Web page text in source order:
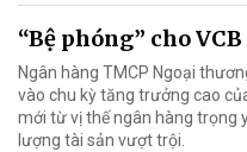
“Bệ phóng” cho VCB
Ngân hàng TMCP Ngoại
vào chu kỳ tăng trưởng cao
mới từ vị thế ngân hàng trọng
lượng tài sản vượt trội.